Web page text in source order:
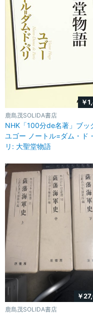
￥
鹿島茂SOLIDA書店
NHK「100分de名著」ブッ
ユゴー ノートル=ダム・ド
リ: 大聖堂物語
￥
鹿島茂SOLIDA書店